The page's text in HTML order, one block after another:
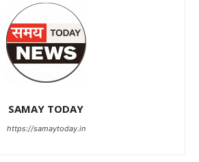
SAMAY TODAY
https://samaytoday.in